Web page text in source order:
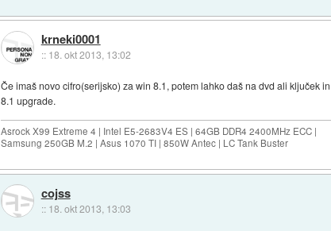
krneki0001
:: 18. okt 2013, 13:02
Če imaš novo cifro(serijsko) za win 8.1, potem lahko daš na dvd ali ključek
8.1 upgrade.
Asrock X99 Extreme 4 | Intel E5-2683V4 ES | 64GB DDR4 2400MHz ECC |
Samsung 250GB M.2 | Asus 1070 TI | 850W Antec | LC Tank Buster
cojss
:: 18. okt 2013, 13:03